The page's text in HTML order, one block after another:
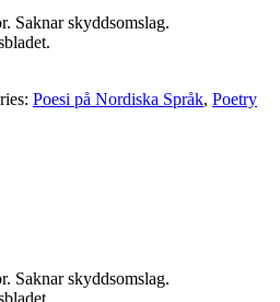
Saknar skyddsomslag.
Poesi på Nordiska Språk, Poetry
Saknar skyddsomslag.